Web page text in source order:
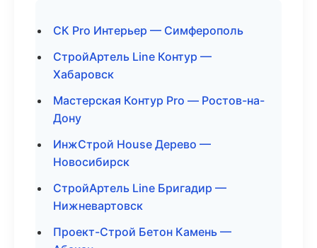
СК Pro Интерьер — Симферополь
СтройАртель Line Контур —
Хабаровск
Мастерская Контур Pro — Ростов-на-
Дону
ИнжСтрой House Дерево —
Новосибирск
СтройАртель Line Бригадир —
Нижневартовск
Проект-Строй Бетон Камень —